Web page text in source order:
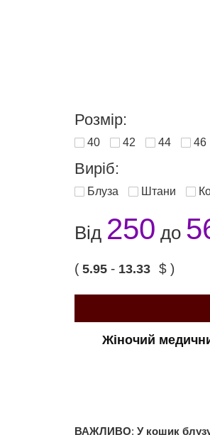
Розмір:
40 42 44 46
Виріб:
Блуза Штани
Від 250 до
( 5.95 - 13.33 $ )
Жіночий
ВАЖЛИВО: У кошик